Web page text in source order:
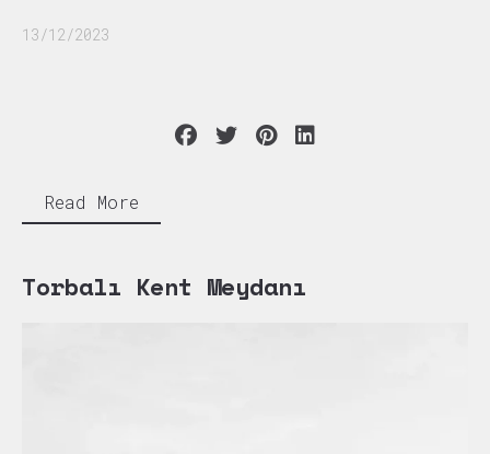
13/12/2023
Read More
Torbalı Kent Meydanı